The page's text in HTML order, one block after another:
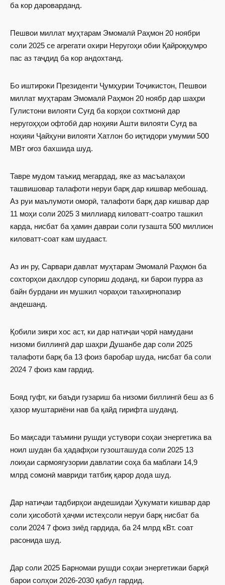
ба кор дароварданд.
Пешвои миллат муҳтарам Эмомалӣ Раҳмон 20 ноябри
соли 2025 се агрегати охири Неругоҳи обии Қайроққумро
пас аз таҷдид ба кор андохтанд.
Бо иштироки Президенти Ҷумҳурии Тоҷикистон, Пешвои
миллат муҳтарам Эмомалӣ Раҳмон 20 ноябр дар шаҳри
Гулистони вилояти Суғд ба корҳои сохтмонӣ дар
неругоҳҳои офтобӣ дар ноҳияи Ашти вилояти Суғд ва
ноҳияи Ҷайҳуни вилояти Хатлон бо иқтидори умумии 500
МВт оғоз бахшида шуд.
Тавре мудом таъкид мегардад, яке аз масъалаҳои
ташвишовар талафоти неруи барқ дар кишвар мебошад.
Аз руи маълумоти оморӣ, талафоти барқ дар кишвар дар
11 моҳи соли 2025 3 миллиард киловатт-соатро ташкил
карда, нисбат ба ҳамин давраи соли гузашта 500 миллион
киловатт-соат кам шудааст.
Аз ин ру, Сарвари давлат муҳтарам Эмомалӣ Раҳмон ба
сохторҳои дахлдор супориш доданд, ки барои пурра аз
байн бурдани ин мушкил чораҳои таъхирнопазир
андешанд.
Қобили зикри хос аст, ки дар натиҷаи ҷорӣ намудани
низоми биллингӣ дар шаҳри Душанбе дар соли 2025
талафоти барқ ба 13 фоиз баробар шуда, нисбат ба соли
2024 7 фоиз кам гардид.
Бояд гуфт, ки баъди гузариш ба низоми биллингӣ беш аз 6
ҳазор муштариёни нав ба қайд гирифта шуданд.
Бо мақсади таъмини рушди устувори соҳаи энергетика ва
ноил шудан ба ҳадафҳои гузошташуда соли 2025 13
лоиҳаи сармоягузории давлатии соҳа ба маблағи 14,9
млрд сомонӣ мавриди татбиқ қарор дода шуд.
Дар натиҷаи тадбирҳои андешидаи Ҳукумати кишвар дар
соли ҳисоботӣ ҳаҷми истеҳсоли неруи барқ нисбат ба
соли 2024 7 фоиз зиёд гардида, ба 24 млрд кВт. соат
расонида шуд.
Дар соли 2025 Барномаи рушди соҳаи энергетикаи барқӣ
барои солҳои 2026-2030 қабул гардид.